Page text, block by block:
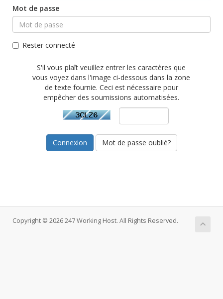
Mot de passe
Rester connecté
S'il vous plaît veuillez entrer les caractères que
vous voyez dans l'image ci-dessous dans la zone
de texte fournie. Ceci est nécessaire pour
empêcher des soumissions automatisées.
Mot de passe oublié?
Copyright © 2026 247 Working Host. All Rights Reserved.